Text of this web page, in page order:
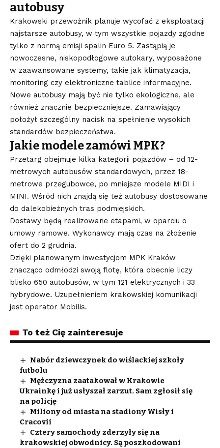
autobusy
Krakowski przewoźnik planuje wycofać z eksploatacji
najstarsze autobusy, w tym wszystkie pojazdy zgodne
tylko z normą emisji spalin Euro 5. Zastąpią je
nowoczesne, niskopodłogowe autokary, wyposażone
w zaawansowane systemy, takie jak klimatyzacja,
monitoring czy elektroniczne tablice informacyjne.
Nowe autobusy mają być nie tylko ekologiczne, ale
również znacznie bezpieczniejsze. Zamawiający
położył szczególny nacisk na spełnienie wysokich
standardów bezpieczeństwa.
Jakie modele zamówi MPK?
Przetarg obejmuje kilka kategorii pojazdów – od 12-
metrowych autobusów standardowych, przez 18-
metrowe przegubowce, po mniejsze modele MIDI i
MINI. Wśród nich znajdą się też autobusy dostosowane
do dalekobieżnych tras podmiejskich.
Dostawy będą realizowane etapami, w oparciu o
umowy ramowe. Wykonawcy mają czas na złożenie
ofert do 2 grudnia.
Dzięki planowanym inwestycjom MPK Kraków
znacząco odmłodzi swoją flotę, która obecnie liczy
blisko 650 autobusów, w tym 121 elektrycznych i 33
hybrydowe. Uzupełnieniem krakowskiej komunikacji
jest operator Mobilis.
To też Cię zainteresuje
Nabór dziewczynek do wiślackiej szkoły
futbolu
Mężczyzna zaatakował w Krakowie
Ukrainkę i już usłyszał zarzut. Sam zgłosił się
na policję
Miliony od miasta na stadiony Wisły i
Cracovii
Cztery samochody zderzyły się na
krakowskiej obwodnicy. Są poszkodowani